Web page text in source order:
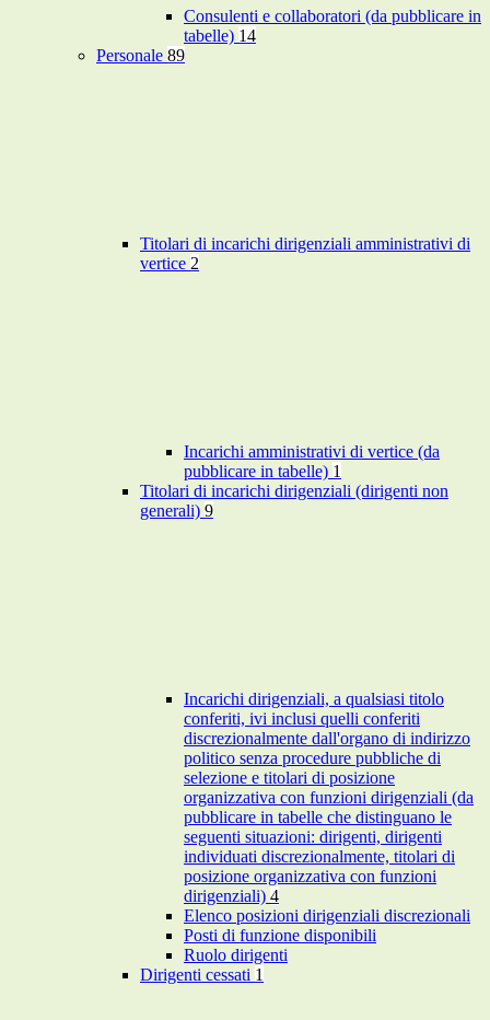
Consulenti e collaboratori (da pubblicare in
tabelle) 14
Personale 89
Titolari di incarichi dirigenziali amministrativi di
vertice 2
Incarichi amministrativi di vertice (da
pubblicare in tabelle) 1
Titolari di incarichi dirigenziali (dirigenti non
generali) 9
Incarichi dirigenziali, a qualsiasi titolo
conferiti, ivi inclusi quelli conferiti
discrezionalmente dall'organo di indirizzo
politico senza procedure pubbliche di
selezione e titolari di posizione
organizzativa con funzioni dirigenziali (da
pubblicare in tabelle che distinguano le
seguenti situazioni: dirigenti, dirigenti
individuati discrezionalmente, titolari di
posizione organizzativa con funzioni
dirigenziali) 4
Elenco posizioni dirigenziali discrezionali
Posti di funzione disponibili
Ruolo dirigenti
Dirigenti cessati 1